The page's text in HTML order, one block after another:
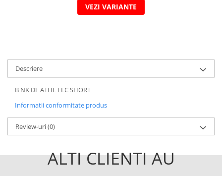
VEZI VARIANTE
Descriere
B NK DF ATHL FLC SHORT
Informatii conformitate produs
Review-uri(0)
ALTI CLIENTI AU